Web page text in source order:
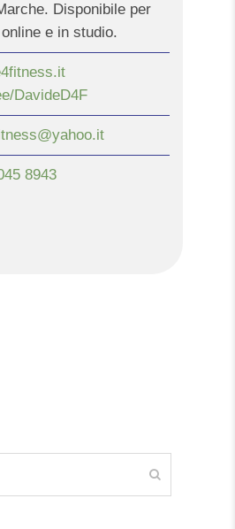
Disponibile per
e in studio.
DavideD4F
8943